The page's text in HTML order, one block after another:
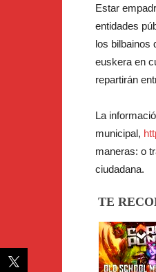
Estar
entidades
los bilbainos
euskera en
repartirán
La
municipal,
maneras: o
ciudadana.
TE